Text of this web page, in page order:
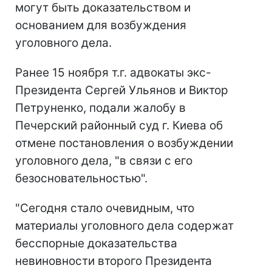
могут быть доказательством и
основанием для возбуждения
уголовного дела.
Ранее 15 ноября т.г. адвокаты экс-
Президента Сергей Ульянов и Виктор
Петруненко, подали жалобу в
Печерский районный суд г. Киева об
отмене постановления о возбуждении
уголовного дела, "в связи с его
безосновательностью".
"Сегодня стало очевидным, что
материалы уголовного дела содержат
бесспорные доказательства
невиновности второго Президента